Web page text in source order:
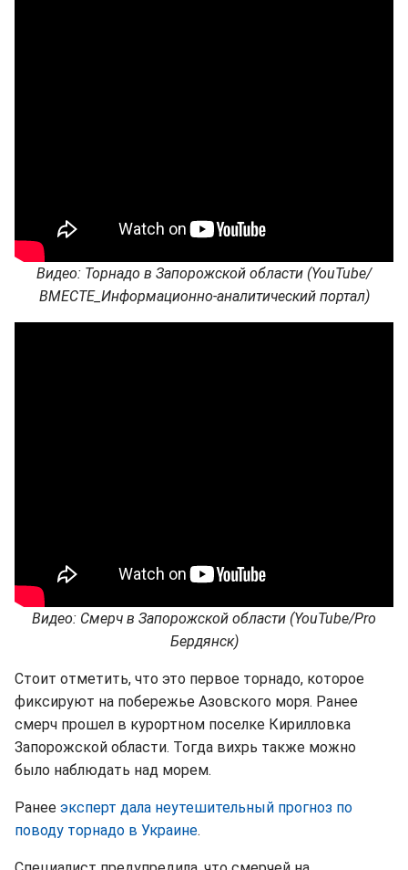
Видео: Торнадо в Запорожской области (YouTube/
ВМЕСТЕ_Информационно-аналитический портал)
Видео: Смерч в Запорожской области (YouTube/Pro
Бердянск)
Стоит отметить, что это первое торнадо, которое
фиксируют на побережье Азовского моря. Ранее
смерч прошел в курортном поселке Кирилловка
Запорожской области. Тогда вихрь также можно
было наблюдать над морем.
Ранее эксперт дала неутешительный прогноз по
поводу торнадо в Украине.